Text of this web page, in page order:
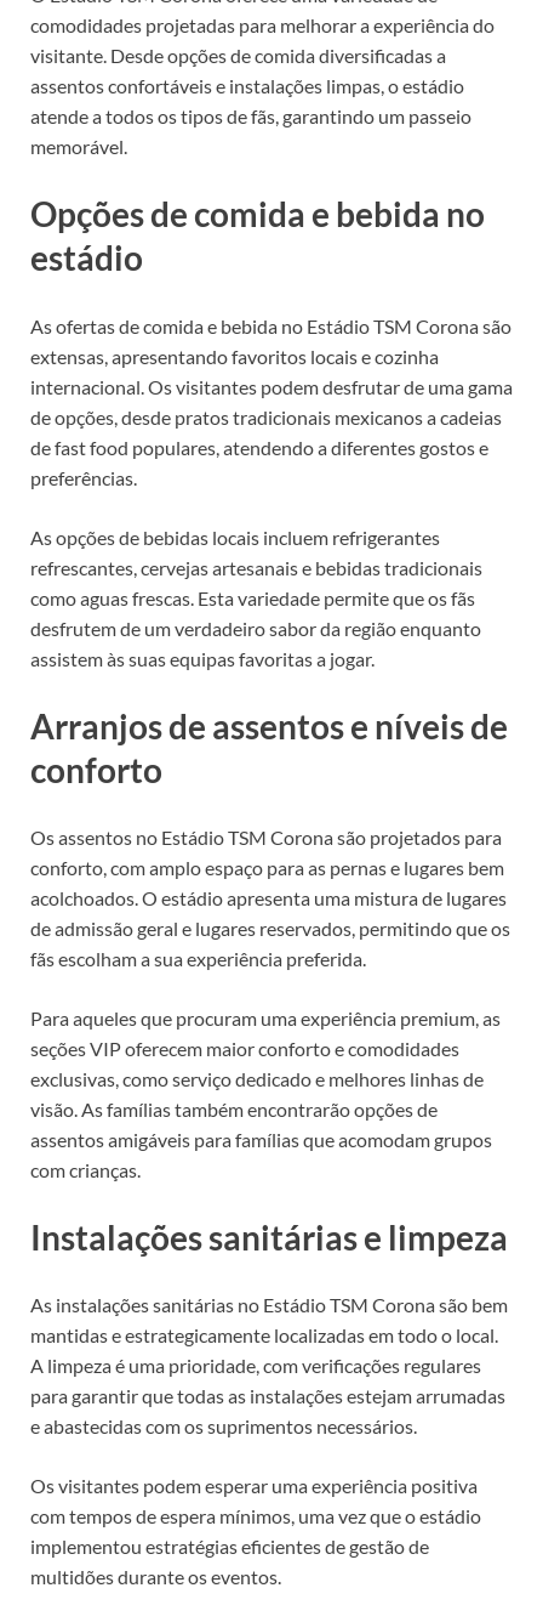
comodidades projetadas para melhorar a experiência do
visitante. Desde opções de comida diversificadas a
assentos confortáveis e instalações limpas, o estádio
atende a todos os tipos de fãs, garantindo um passeio
memorável.
Opções de comida e bebida no
estádio
As ofertas de comida e bebida no Estádio TSM Corona são
extensas, apresentando favoritos locais e cozinha
internacional. Os visitantes podem desfrutar de uma gama
de opções, desde pratos tradicionais mexicanos a cadeias
de fast food populares, atendendo a diferentes gostos e
preferências.
As opções de bebidas locais incluem refrigerantes
refrescantes, cervejas artesanais e bebidas tradicionais
como aguas frescas. Esta variedade permite que os fãs
desfrutem de um verdadeiro sabor da região enquanto
assistem às suas equipas favoritas a jogar.
Arranjos de assentos e níveis de
conforto
Os assentos no Estádio TSM Corona são projetados para
conforto, com amplo espaço para as pernas e lugares bem
acolchoados. O estádio apresenta uma mistura de lugares
de admissão geral e lugares reservados, permitindo que os
fãs escolham a sua experiência preferida.
Para aqueles que procuram uma experiência premium, as
seções VIP oferecem maior conforto e comodidades
exclusivas, como serviço dedicado e melhores linhas de
visão. As famílias também encontrarão opções de
assentos amigáveis para famílias que acomodam grupos
com crianças.
Instalações sanitárias e limpeza
As instalações sanitárias no Estádio TSM Corona são bem
mantidas e estrategicamente localizadas em todo o local.
A limpeza é uma prioridade, com verificações regulares
para garantir que todas as instalações estejam arrumadas
e abastecidas com os suprimentos necessários.
Os visitantes podem esperar uma experiência positiva
com tempos de espera mínimos, uma vez que o estádio
implementou estratégias eficientes de gestão de
multidões durante os eventos.